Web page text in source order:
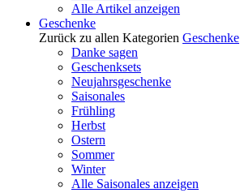
Alle Artikel anzeigen
Geschenke
Zurück zu allen Kategorien Geschenke
Danke sagen
Geschenksets
Neujahrsgeschenke
Saisonales
Frühling
Herbst
Ostern
Sommer
Winter
Alle Saisonales anzeigen